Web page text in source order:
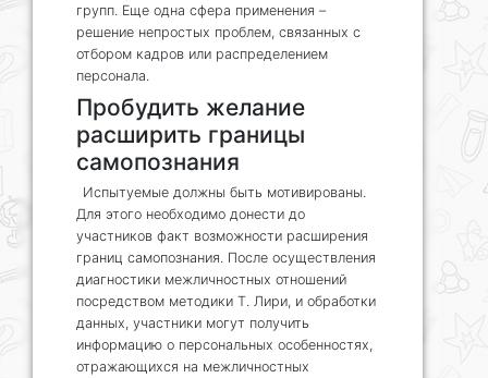
групп. Еще одна сфера применения –
решение непростых проблем, связанных с
отбором кадров или распределением
персонала.
Пробудить желание
расширить границы
самопознания
Испытуемые должны быть мотивированы.
Для этого необходимо донести до
участников факт возможности расширения
границ самопознания. После осуществления
диагностики межличностных отношений
посредством методики Т. Лири, и обработки
данных, участники могут получить
информацию о персональных особенностях,
отражающихся на межличностных